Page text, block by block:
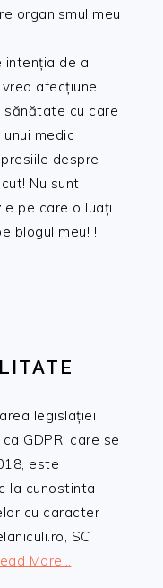
organismul meu
intenția de a
afecțiune
sănătate cu care
medic
despre
Nu sunt
pe care o luați
blogul meu! !
legislației
GDPR, care se
este
la cunostinta
cu caracter
SC
More…